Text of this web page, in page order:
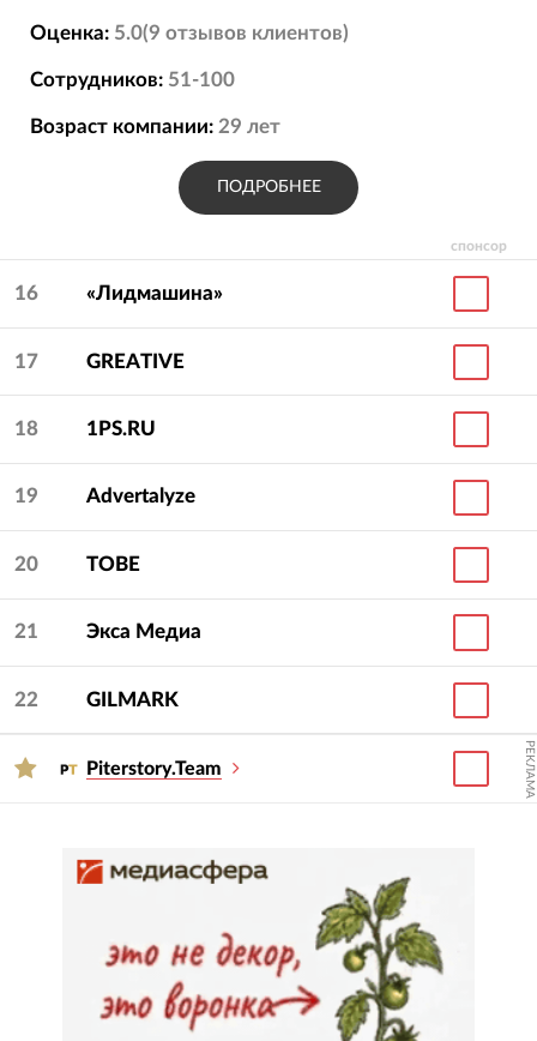
спонсор
Оценка: 5.0(9 отзывов клиентов)
Сотрудников: 51-100
Возраст компании: 29 лет
ПОДРОБНЕЕ
16 «Лидмашина»
17 GREATIVE
18 1PS.RU
19 Advertalyze
20 TOBE
21 Экса Медиа
22 GILMARK
Piterstory.Team РЕКЛАМА